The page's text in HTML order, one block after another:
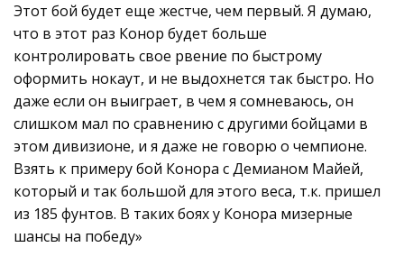
Этот бой будет еще жестче, чем первый. Я думаю,
что в этот раз Конор будет больше
контролировать свое рвение по быстрому
оформить нокаут, и не выдохнется так быстро. Но
даже если он выиграет, в чем я сомневаюсь, он
слишком мал по сравнению с другими бойцами в
этом дивизионе, и я даже не говорю о чемпионе.
Взять к примеру бой Конора с Демианом Майей,
который и так большой для этого веса, т.к. пришел
из 185 фунтов. В таких боях у Конора мизерные
шансы на победу»